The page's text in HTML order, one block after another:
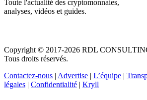
Toute l'actualité des cryptomonnaies,
analyses, vidéos et guides.
Copyright © 2017-2026 RDL
Tous droits réservés.
Contactez-nous | Advertise | L’équipe |
légales | Confidentialité | Kryll